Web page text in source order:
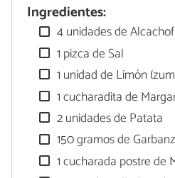
Ingredientes:
4 unidades de
1 pizca de Sal
1 unidad de Limón
1 cucharadita de
2 unidades de Patata
150 gramos de
1 cucharada postre de